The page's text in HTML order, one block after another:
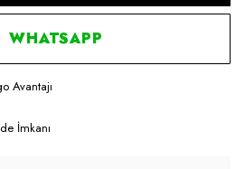
WHATSAPP
Avantajı
İmkanı